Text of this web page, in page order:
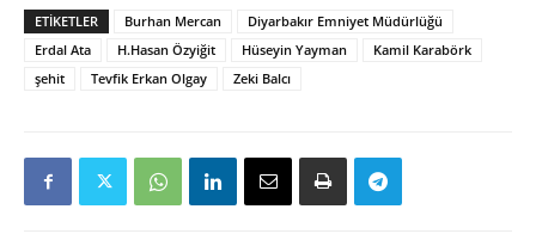
ETIKETLER Burhan Mercan
Diyarbakır Emniyet Müdürlüğü
Erdal Ata
H.Hasan Özyiğit Hüseyin Yayman
Kamil Karabörk
şehit
Tevfik Erkan Olgay Zeki Balcı